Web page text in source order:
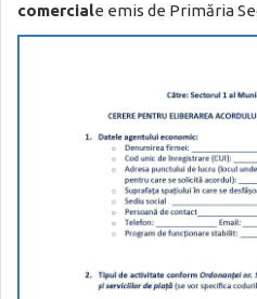
comerciale emis de Primăria